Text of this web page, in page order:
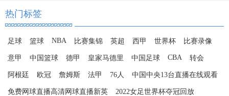
热门标签
足球 篮球 NBA 比赛集锦 英超 西甲 世界杯 比赛录像
意甲 中国篮球 德甲 皇家马德里 中国足球 CBA 转会
阿根廷 欧冠 詹姆斯 法甲 76人 中国中央13台直播在线观看
免费网球直播高清网球直播新英 2022女足世界杯夺冠回放